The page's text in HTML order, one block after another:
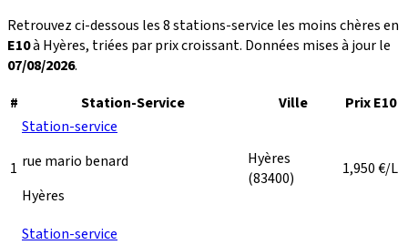
Retrouvez ci-dessous les 8 stations-service les moins chères en
E10à Hyères, triées par prix croissant. Données mises à jour le
07/08/2026.
#
Station-Service Ville Prix E10
1
Station-service
rue mario benard
Hyères
Hyères
(83400)
1,950€/L
Station-service